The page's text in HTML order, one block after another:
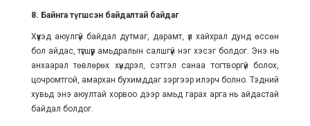
8. Байнга түгшсэн байдалтай байдаг
Хүүхэд аюулгүй байдал дутмаг, дарамт, үл хайхрал дунд өссөн
бол айдас, түгшүүр амьдралын салшгүй нэг хэсэг болдог. Энэ нь
анхаарал төвлөрөх хүндрэл, сэтгэл санаа тогтворгүй болох,
цочромтгой, амархан бухимддаг зэргээр илэрч болно. Тэдний
хувьд энэ аюултай хорвоо дээр амьд гарах арга нь айдастай
байдал болдог.